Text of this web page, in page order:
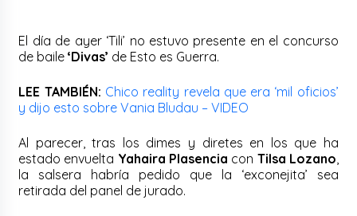
El día de ayer ‘Tili’ no estuvo presente en el concurso
de baile ‘Divas’ de Esto es Guerra.
LEE TAMBIÉN: Chico reality revela que era ‘mil oficios’
y dijo esto sobre Vania Bludau – VIDEO
Al parecer, tras los dimes y diretes en los que ha
estado envuelta Yahaira Plasencia con Tilsa Lozano
la salsera habría pedido que la ‘exconejita’ sea
retirada del panel de jurado.